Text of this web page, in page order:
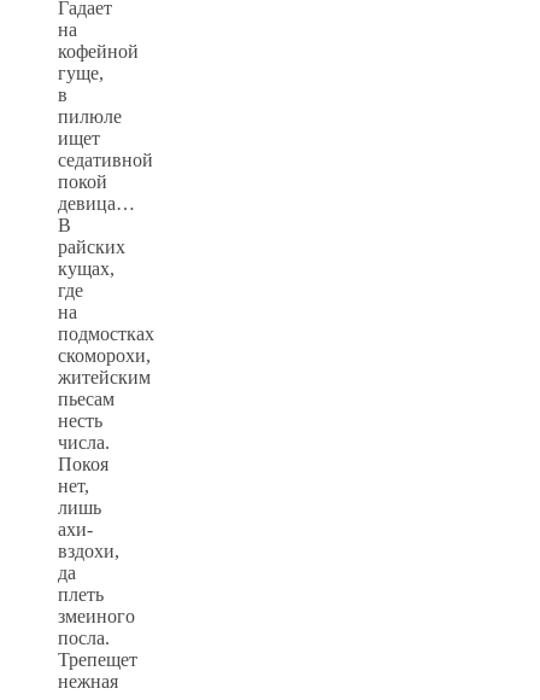
Гадает
на
кофейной
гуще,
в
пилюле
ищет
седативной
покой
девица…
В
райских
кущах,
где
на
подмостках
скоморохи,
житейским
пьесам
несть
числа.
Покоя
нет,
лишь
ахи-
вздохи,
да
плеть
змеиного
посла.
Трепещет
нежная